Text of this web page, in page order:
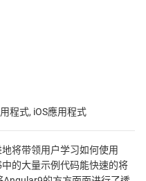
程式, iOS應用程式
将带领用户学习如何使用
的大量示例代码能快速的将